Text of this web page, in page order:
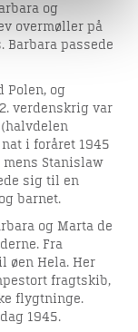
og
overmøller på
passede
Polen, og
verdenskrig var
i foråret 1945
mens Stanislaw
sig til en
barnet.
og Marta de
Fra
øen Hela. Her
fragtskib,
flygtninge.
1945.